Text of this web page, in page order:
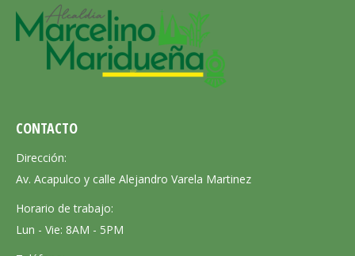
CONTACTO
Dirección:
Av. Acapulco y calle Alejandro Varela Martinez
Horario de trabajo:
Lun - Vie: 8AM - 5PM